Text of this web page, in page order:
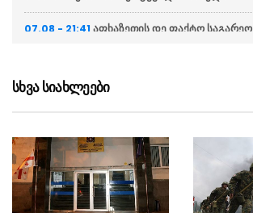
07.08 - 21:41 აფხაზეთის დე ფაქტო საგარეო
ხასიათი აქვს
ასაჯაროებს (ვიდეო)
07.08 - 21:15ეკა კუპატაძე მიმართვას
ავრცელებს
სხვა სიახლეები